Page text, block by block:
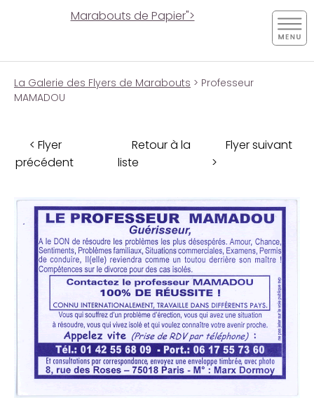
Marabouts de Papier">
La Galerie des Flyers de Marabouts > Professeur
MAMADOU
< Flyer
précédent
Retour à la
liste
Flyer suivant
>